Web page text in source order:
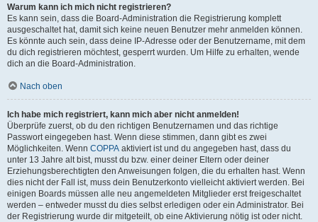
Warum kann ich mich nicht registrieren?
Es kann sein, dass die Board-Administration die Registrierung komplett
ausgeschaltet hat, damit sich keine neuen Benutzer mehr anmelden können.
Es könnte auch sein, dass deine IP-Adresse oder der Benutzername, mit dem
du dich registrieren möchtest, gesperrt wurden. Um Hilfe zu erhalten, wende
dich an die Board-Administration.
Nach oben
Ich habe mich registriert, kann mich aber nicht anmelden!
Überprüfe zuerst, ob du den richtigen Benutzernamen und das richtige
Passwort eingegeben hast. Wenn diese stimmen, dann gibt es zwei
Möglichkeiten. Wenn COPPA aktiviert ist und du angegeben hast, dass du
unter 13 Jahre alt bist, musst du bzw. einer deiner Eltern oder deiner
Erziehungsberechtigten den Anweisungen folgen, die du erhalten hast. Wenn
dies nicht der Fall ist, muss dein Benutzerkonto vielleicht aktiviert werden. Bei
einigen Boards müssen alle neu angemeldeten Mitglieder erst freigeschaltet
werden – entweder musst du dies selbst erledigen oder ein Administrator. Bei
der Registrierung wurde dir mitgeteilt, ob eine Aktivierung nötig ist oder nicht.